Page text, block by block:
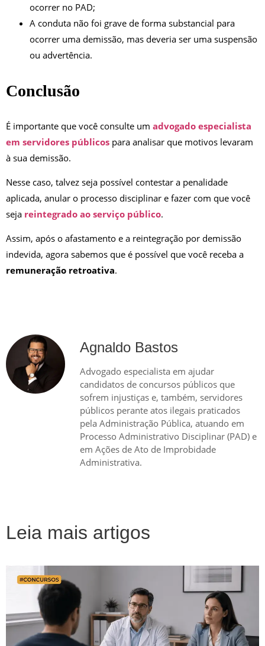
ocorrer no PAD;
A conduta não foi grave de forma substancial para
ocorrer uma demissão, mas deveria ser uma suspensão
ou advertência.
Conclusão
É importante que você consulte um advogado especialista
em servidores públicos para analisar que motivos levaram
à sua demissão.
Nesse caso, talvez seja possível contestar a penalidade
aplicada, anular o processo disciplinar e fazer com que você
seja reintegrado ao serviço público.
Assim, após o afastamento e a reintegração por demissão
indevida, agora sabemos que é possível que você receba a
remuneração retroativa.
Agnaldo Bastos
Advogado especialista em ajudar
candidatos de concursos públicos que
sofrem injustiças e, também, servidores
públicos perante atos ilegais praticados
pela Administração Pública, atuando em
Processo Administrativo Disciplinar (PAD) e
em Ações de Ato de Improbidade
Administrativa.
Leia mais artigos